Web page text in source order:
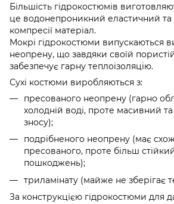
Більшість гідрокостюмів
це водонепроникний еластичний та
компресії матеріал.
Мокрі гідрокостюми випускаються
неопрену, що завдяки своїй
забезпечує гарну теплоізоляцію.
Сухі костюми виробляються з:
пресованого неопрену (гарно
холодній воді, проте масивний
зносу);
подрібненого неопрену (має
пресованого, проте більш
пошкоджень);
триламінату (майже не зберігає
За конструкцією гідрокостюми для